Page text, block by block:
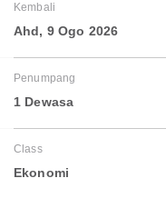
Kembali
Ahd, 9 Ogo 2026
Penumpang
1 Dewasa
Class
Ekonomi